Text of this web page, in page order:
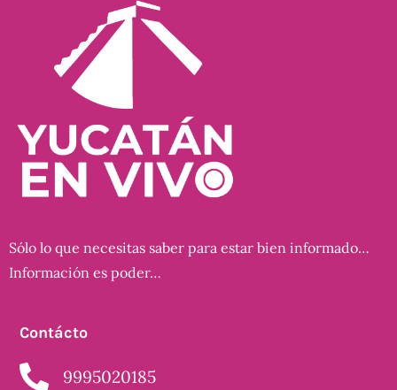
Sólo lo que necesitas saber para estar bien informado…
Información es poder…
Contácto
9995020185